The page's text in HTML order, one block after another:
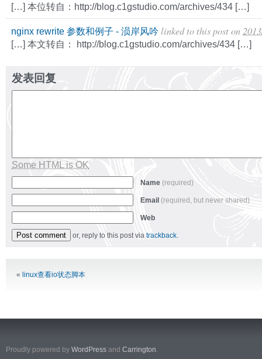
[…] 本位转自：http://blog.c1gstudio.com/archives/434 […]
nginx rewrite 参数和例子 - 涢岸风吟 linked to this poston
[…] 本文转自： http://blog.c1gstudio.com/archives/434 […]
发表回复
Some HTML is OK
Name (required)
Email (required, but never shared)
Web
or, reply to this post via trackback.
« linux查看io状态脚本
Proudly powered by WordPress and Carrington.